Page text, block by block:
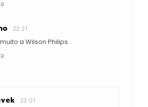
22:21
a Wilson Philips.
23:01